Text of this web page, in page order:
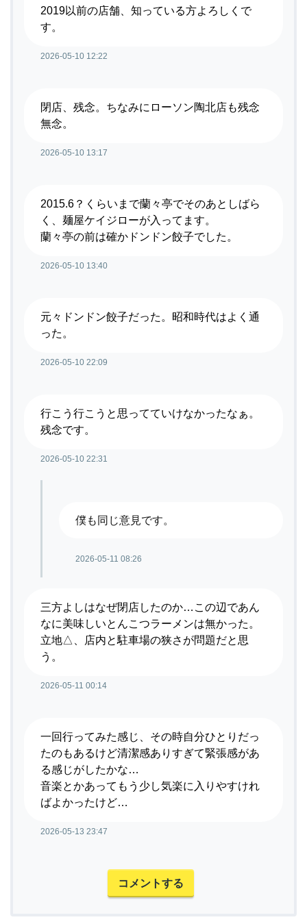
2019以前の店舗、知っている方よろしくで
す。
2026-05-10 12:22
閉店、残念。ちなみにローソン陶北店も残念
無念。
2026-05-10 13:17
2015.6？くらいまで蘭々亭でそのあとしばら
く、麺屋ケイジローが入ってます。
蘭々亭の前は確かドンドン餃子でした。
2026-05-10 13:40
元々ドンドン餃子だった。昭和時代はよく通
った。
2026-05-10 22:09
行こう行こうと思ってていけなかったなぁ。
残念です。
2026-05-10 22:31
僕も同じ意見です。
2026-05-11 08:26
三方よしはなぜ閉店したのか…この辺であん
なに美味しいとんこつラーメンは無かった。
立地△、店内と駐車場の狭さが問題だと思
う。
2026-05-11 00:14
一回行ってみた感じ、その時自分ひとりだっ
たのもあるけど清潔感ありすぎて緊張感があ
る感じがしたかな…
音楽とかあってもう少し気楽に入りやすけれ
ばよかったけど…
2026-05-13 23:47
コメントする